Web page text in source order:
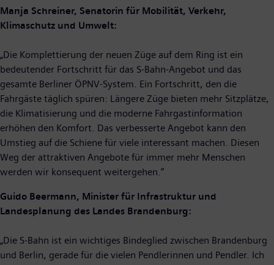
Manja Schreiner, Senatorin für Mobilität, Verkehr,
Klimaschutz und Umwelt:
„Die Komplettierung der neuen Züge auf dem Ring ist ein
bedeutender Fortschritt für das S-Bahn-Angebot und das
gesamte Berliner ÖPNV-System. Ein Fortschritt, den die
Fahrgäste täglich spüren: Längere Züge bieten mehr Sitzplätze,
die Klimatisierung und die moderne Fahrgastinformation
erhöhen den Komfort. Das verbesserte Angebot kann den
Umstieg auf die Schiene für viele interessant machen. Diesen
Weg der attraktiven Angebote für immer mehr Menschen
werden wir konsequent weitergehen.“
Guido Beermann, Minister für Infrastruktur und
Landesplanung des Landes Brandenburg:
„Die S-Bahn ist ein wichtiges Bindeglied zwischen Brandenburg
und Berlin, gerade für die vielen Pendlerinnen und Pendler. Ich